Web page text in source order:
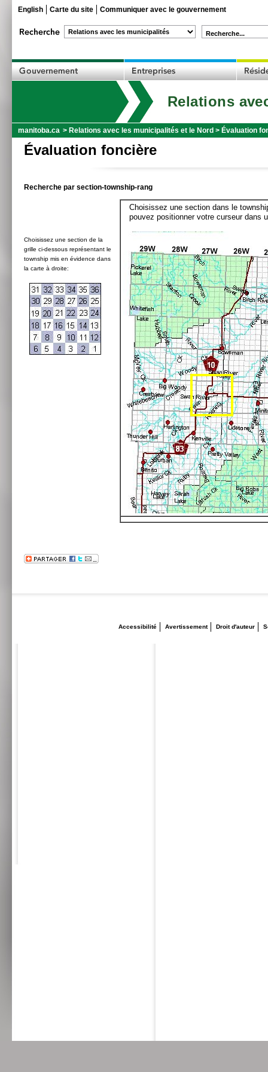
English Carte du site Communiquer avec le gouvernement
Recherche...
Relations
manitoba.ca > Relations avec les municipalités et le Nord > Évaluation
Évaluation foncière
Recherche par section-township-rang
Choisissez une section de la
grille ci-dessous représentant le
township mis en évidence dans
la carte à droite:
Choisissez une section dans le
pouvez positionner votre curseur dans
Accessibilité Avertissement Droit d'auteur